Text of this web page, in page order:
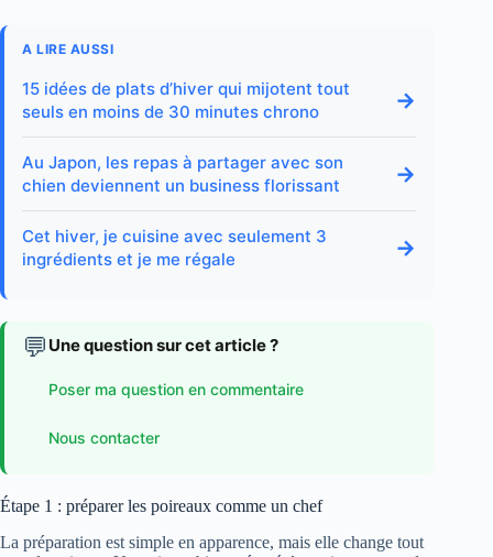
A LIRE AUSSI
15 idées de plats d’hiver qui mijotent tout
seuls en moins de 30 minutes chrono
→
Au Japon, les repas à partager avec son
chien deviennent un business florissant
→
Cet hiver, je cuisine avec seulement 3
ingrédients et je me régale
→
💬 Une question sur cet article ?
Poser ma question en commentaire
Nous contacter
Étape 1 : préparer les poireaux comme un chef
La préparation est simple en apparence, mais elle change tout